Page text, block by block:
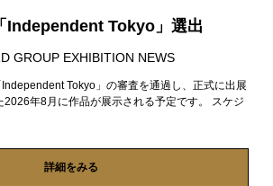
Independent Tokyo」選出
GROUP EXHIBITION NEWS
Tokyo」の審査を通過し、正式に出展
2026年8月に作品が展示される予定です。 スケジ
詳細をみる